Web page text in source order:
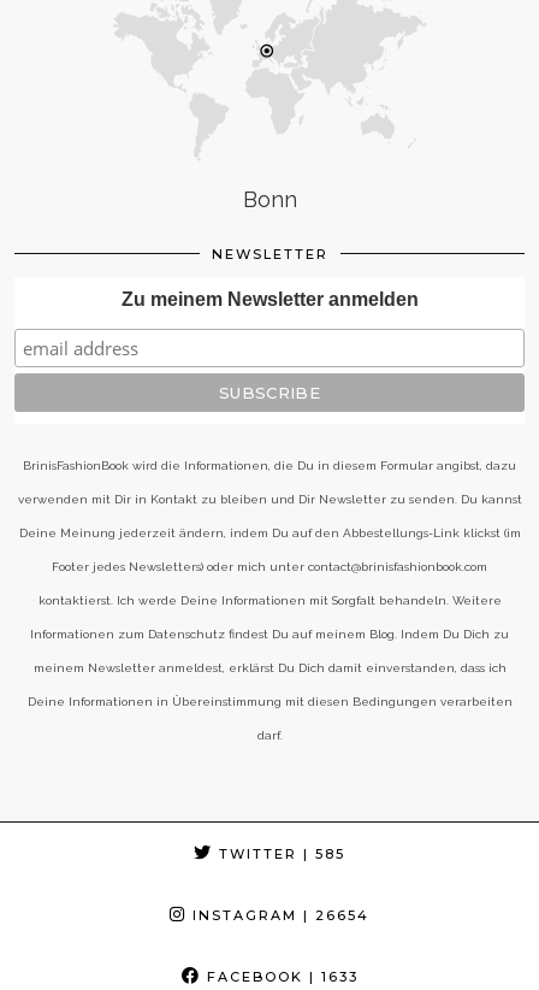
Bonn
NEWSLETTER
Zu meinem Newsletter anmelden
BrinisFashionBook wird die Informationen, die Du in diesem Formular angibst, dazu
verwenden mit Dir in Kontakt zu bleiben und Dir Newsletter zu senden. Du kannst
Deine Meinung jederzeit ändern, indem Du auf den Abbestellungs-Link klickst (im
Footer jedes Newsletters) oder mich unter contact@brinisfashionbook.com
kontaktierst. Ich werde Deine Informationen mit Sorgfalt behandeln. Weitere
Informationen zum Datenschutz findest Du auf meinem Blog. Indem Du Dich zu
meinem Newsletter anmeldest, erklärst Du Dich damit einverstanden, dass ich
Deine Informationen in Übereinstimmung mit diesen Bedingungen verarbeiten
darf.
TWITTER | 585
INSTAGRAM | 26654
FACEBOOK | 1633